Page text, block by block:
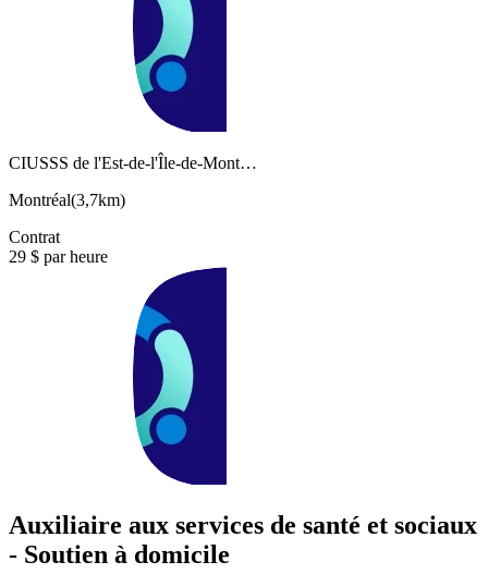
CIUSSS de l'Est-de-l'Île-de-Mont…
Montréal(3,7km)
Contrat
29 $ par heure
Auxiliaire aux services de santé et sociaux
- Soutien à domicile